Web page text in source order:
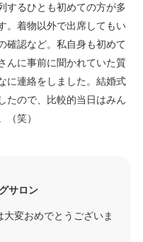
するひとも初めての方が多
。着物以外で出席してもい
確認など。私自身も初めて
んに事前に聞かれていた質
に連絡をしました。結婚式
たので、比較的当日はみん
（笑）
サロン
変おめでとうございま